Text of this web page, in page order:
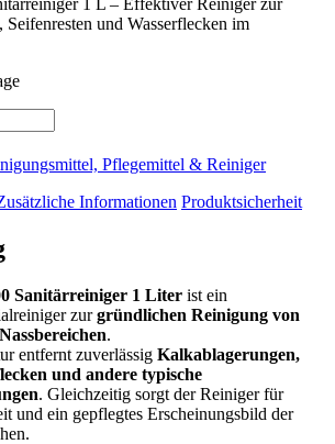
und Wasserflecken im
Pflegemittel & Reiniger
Informationen Produktsicherheit
Sanitärreiniger 1 Liter ist ein
zurgründlichen Reinigung von
.
entfernt zuverlässig Kalkablagerungen,
und andere typische
. Gleichzeitig sorgt der Reiniger für
und ein gepflegtes Erscheinungsbild der